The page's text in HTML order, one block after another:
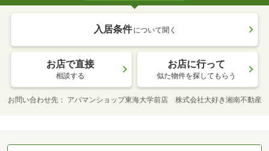
入居条件 について聞く
お店で直接
相談する
お店に行って
似た物件を探してもらう
お問い合わせ先 アパマンショップ東海大学前店 株式会社大好き湘南不動産